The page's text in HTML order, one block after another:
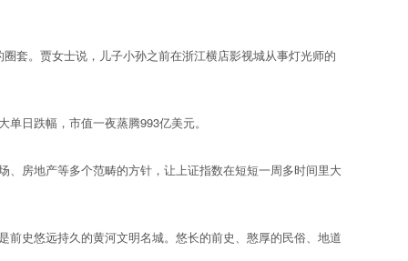
套。贾女士说，儿子小孙之前在浙江横店影视城从事灯光师的
日跌幅，市值一夜蒸腾993亿美元。
房地产等多个范畴的方针，让上证指数在短短一周多时间里大
史悠远持久的黄河文明名城。悠长的前史、憨厚的民俗、地道